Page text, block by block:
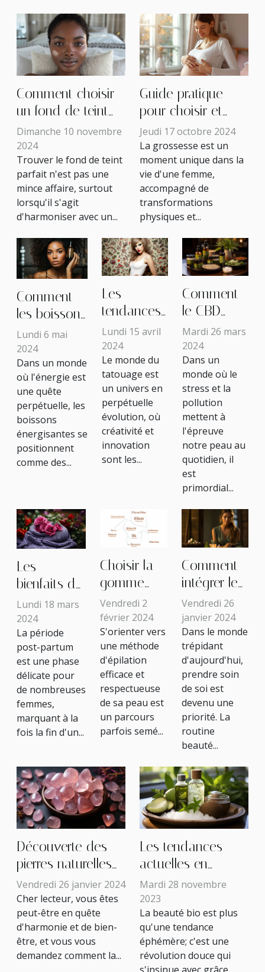
Comment choisir
un fond de teint
adapté à toutes
les carnations
Dimanche 10 novembre
2024
Trouver le fond de teint
parfait n'est pas une
mince affaire, surtout
lorsqu'il s'agit
d'harmoniser avec un...
Guide pratique
pour choisir et
utiliser des crèmes
anti-vergetures
durant la
grossesse
Jeudi 17 octobre 2024
La grossesse est un
moment unique dans la
vie d'une femme,
accompagné de
transformations
physiques et...
Comment
les boissons
énergisantes
peuvent
affecter
votre
routine de
soins de
peau
Lundi 6 mai
2024
Dans un monde
où l'énergie est
une quête
perpétuelle, les
boissons
énergisantes se
positionnent
comme des...
Les
tendances
actuelles
dans le
monde du
tatouage :
couleurs,
styles et
techniques
innovantes
Lundi 15 avril
2024
Le monde du
tatouage est
un univers en
perpétuelle
évolution, où
créativité et
innovation
sont les...
Comment
le CBD
peut
contribuer
à une
routine
beauté
apaisante
et
régénérante
Mardi 26 mars
2024
Dans un
monde où le
stress et la
pollution
mettent à
l'épreuve
notre peau au
quotidien, il
est
primordial...
Les
bienfaits du
soin rituel
Rebozo
pour la
récupération
post-
partum
Lundi 18 mars
2024
La période
post-partum
est une phase
délicate pour
de nombreuses
femmes,
marquant à la
fois la fin d'un...
Choisir la
gomme
dépilatoire
adaptée à
votre type
de peau
Vendredi 2
février 2024
S'orienter vers
une méthode
d'épilation
efficace et
respectueuse
de sa peau est
un parcours
parfois semé...
Comment
intégrer le
massage
thaï dans
une routine
beauté
complète
Vendredi 26
janvier 2024
Dans le monde
trépidant
d'aujourd'hui,
prendre soin
de soi est
devenu une
priorité. La
routine
beauté...
Découverte des
pierres naturelles
associées à
l'amour de soi
Vendredi 26 janvier 2024
Cher lecteur, vous êtes
peut-être en quête
d'harmonie et de bien-
être, et vous vous
demandez comment la...
Les tendances
actuelles en
beauté bio : des
produits naturels
pour votre peau
Mardi 28 novembre
2023
La beauté bio est plus
qu'une tendance
éphémère; c'est une
révolution douce qui